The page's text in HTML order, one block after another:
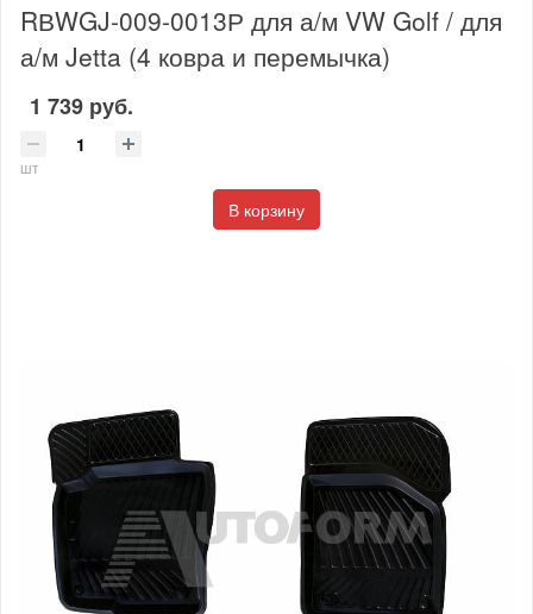
RВWGJ-009-0013Р для а/м VW Golf / для
а/м Jetta (4 ковра и перемычка)
1 739 руб.
шт
В корзину